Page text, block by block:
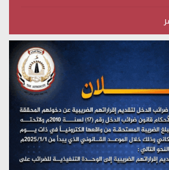
الوهم)
حول جرائم تحالف العدوان
القائد)